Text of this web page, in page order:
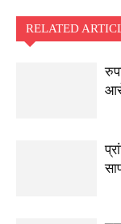
RELATED